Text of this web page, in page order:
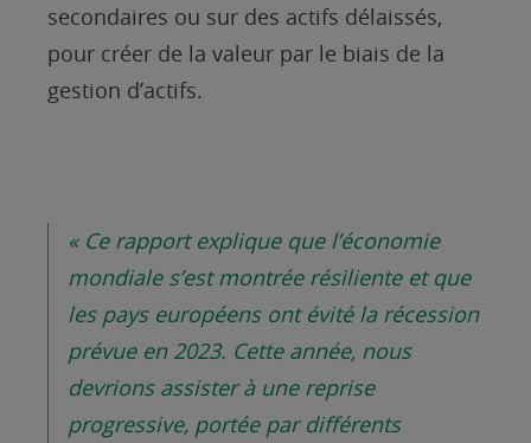
secondaires ou sur des actifs délaissés,
pour créer de la valeur par le biais de la
gestion d’actifs.
« Ce rapport explique que l’économie
mondiale s’est montrée résiliente et que
les pays européens ont évité la récession
prévue en 2023. Cette année, nous
devrions assister à une reprise
progressive, portée par différents